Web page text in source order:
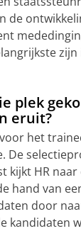
de
zijn
plek
eruit?
het
De
kijkt HR
hand van
door
kandidaten